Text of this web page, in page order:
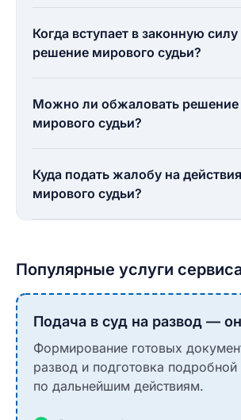
Когда вступает в законную силу
решение мирового судьи?
Можно ли обжаловать решение
мирового судьи?
Куда подать жалобу на действия
мирового судьи?
Популярные услуги
Подача в суд на развод —
Формирование готовых
развод и подготовка подробной
по дальнейшим действиям.